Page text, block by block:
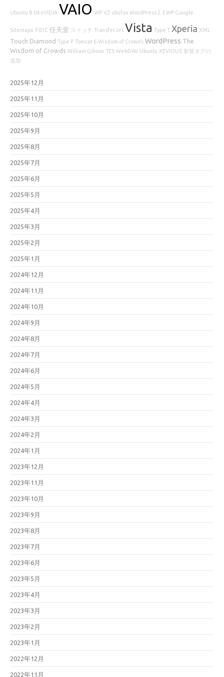
Ubuntu 8.04 nVIDIA VAIO WP VZ ubufox WordPress 2.3 WP Google
Sitemaps T-01C 任天堂 スイッチ TransferJet Vista Type T Xperia XML
Touch Diamond Type P Tomcat 6 Wisdom of Crowds WordPress The
Wisdom of Crowds William Gibson TES WebDAV Ubuntu XEVIOUS 新規タグの
追加
2025年12月
2025年11月
2025年10月
2025年9月
2025年8月
2025年7月
2025年6月
2025年5月
2025年4月
2025年3月
2025年2月
2025年1月
2024年12月
2024年11月
2024年10月
2024年9月
2024年8月
2024年7月
2024年6月
2024年5月
2024年4月
2024年3月
2024年2月
2024年1月
2023年12月
2023年11月
2023年10月
2023年9月
2023年8月
2023年7月
2023年6月
2023年5月
2023年4月
2023年3月
2023年2月
2023年1月
2022年12月
2022年11月